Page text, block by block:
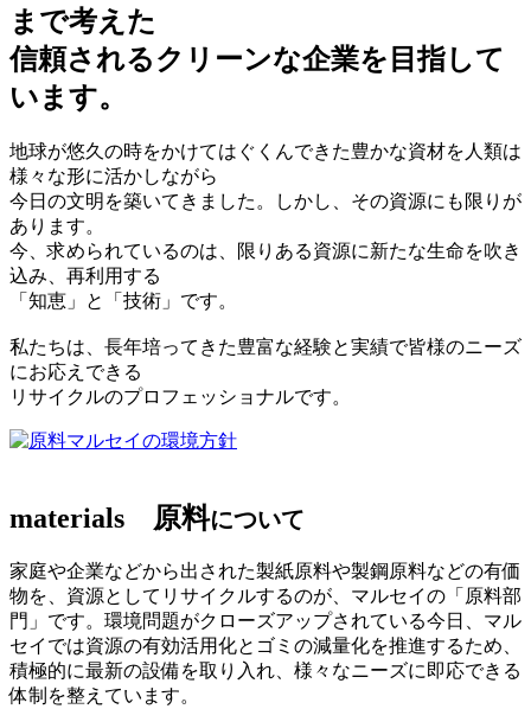
まで考えた
信頼されるクリーンな企業を目指して
います。
地球が悠久の時をかけてはぐくんできた豊かな資材を人類は
様々な形に活かしながら
今日の文明を築いてきました。しかし、その資源にも限りが
あります。
今、求められているのは、限りある資源に新たな生命を吹き
込み、再利用する
「知恵」と「技術」です。
私たちは、長年培ってきた豊富な経験と実績で皆様のニーズ
にお応えできる
リサイクルのプロフェッショナルです。
マルセイの環境方針
materials 原料について
家庭や企業などから出された製紙原料や製鋼原料などの有価
物を、資源としてリサイクルするのが、マルセイの「原料部
門」です。環境問題がクローズアップされている今日、マル
セイでは資源の有効活用化とゴミの減量化を推進するため、
積極的に最新の設備を取り入れ、様々なニーズに即応できる
体制を整えています。